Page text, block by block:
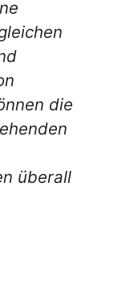
die
überall